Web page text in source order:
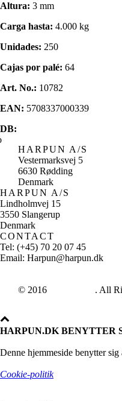
Altura: 3 mm
Carga hasta: 4.000 kg
Unidades: 250
Cajas por palé: 64
Art. No.: 10782
EAN: 5708337000339
DB:
HARPUN A/S
Vestermarksvej 5
6630 Rødding
Denmark
HARPUN A/S
Lindholmvej 15
3550 Slangerup
Denmark
CONTACT
Tel: (+45) 70 20 07 45
Email: Harpun@harpun.dk
© 2016 . All
HARPUN.DK BENYTTER
Denne hjemmeside benytter
Cookie-politik